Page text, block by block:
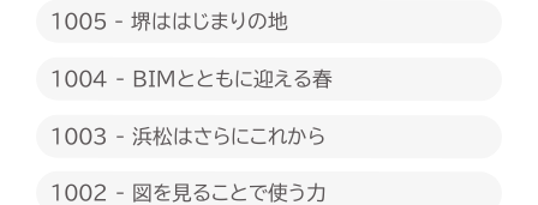
1005 - 堺ははじまりの地
1004 - BIMとともに迎える春
1003 - 浜松はさらにこれから
1002 - 図を見ることで使う力